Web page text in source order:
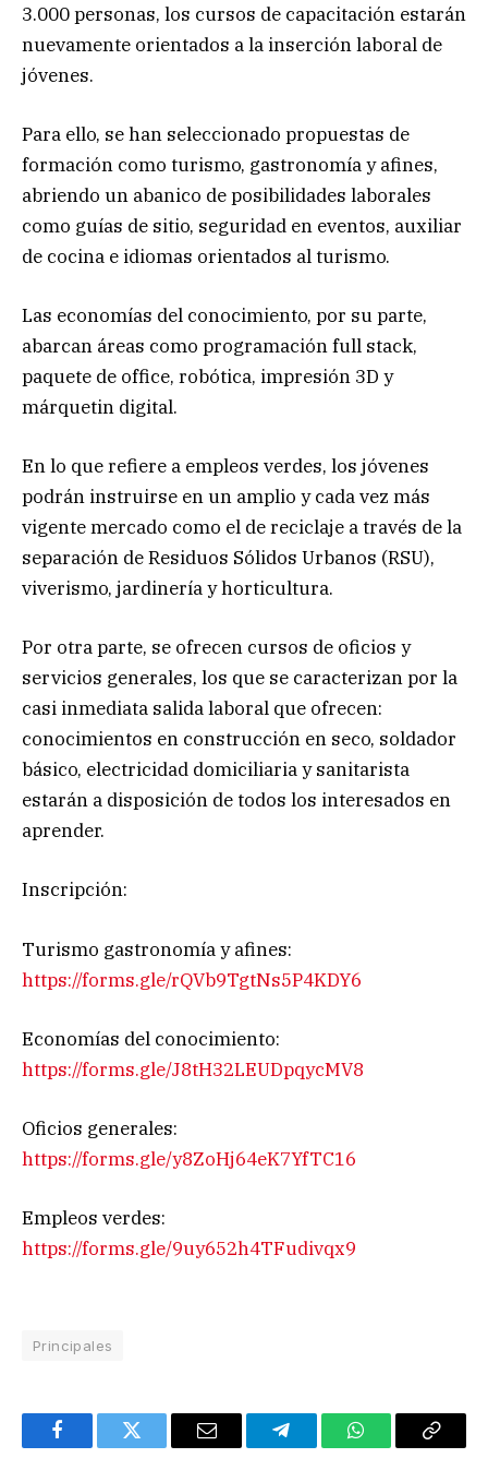
3.000 personas, los cursos de capacitación estarán
nuevamente orientados a la inserción laboral de
jóvenes.
Para ello, se han seleccionado propuestas de
formación como turismo, gastronomía y afines,
abriendo un abanico de posibilidades laborales
como guías de sitio, seguridad en eventos, auxiliar
de cocina e idiomas orientados al turismo.
Las economías del conocimiento, por su parte,
abarcan áreas como programación full stack,
paquete de office, robótica, impresión 3D y
márquetin digital.
En lo que refiere a empleos verdes, los jóvenes
podrán instruirse en un amplio y cada vez más
vigente mercado como el de reciclaje a través de la
separación de Residuos Sólidos Urbanos (RSU),
viverismo, jardinería y horticultura.
Por otra parte, se ofrecen cursos de oficios y
servicios generales, los que se caracterizan por la
casi inmediata salida laboral que ofrecen:
conocimientos en construcción en seco, soldador
básico, electricidad domiciliaria y sanitarista
estarán a disposición de todos los interesados en
aprender.
Inscripción:
Turismo gastronomía y afines:
https://forms.gle/rQVb9TgtNs5P4KDY6
Economías del conocimiento:
https://forms.gle/J8tH32LEUDpqycMV8
Oficios generales:
https://forms.gle/y8ZoHj64eK7YfTC16
Empleos verdes:
https://forms.gle/9uy652h4TFudivqx9
Principales
FacebookTwitter Email TelegramWhatsAppCopy